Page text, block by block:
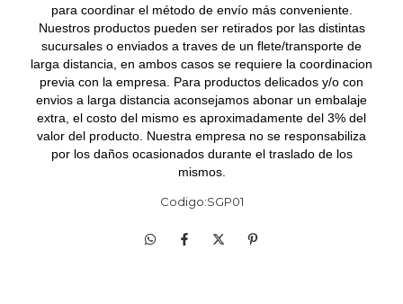
para coordinar el método de envío más conveniente.
Nuestros productos pueden ser retirados por las distintas
sucursales o enviados a traves de un flete/transporte de
larga distancia, en ambos casos se requiere la coordinacion
previa con la empresa. Para productos delicados y/o con
envios a larga distancia aconsejamos abonar un embalaje
extra, el costo del mismo es aproximadamente del 3% del
valor del producto. Nuestra empresa no se responsabiliza
por los daños ocasionados durante el traslado de los
mismos.
Codigo:SGP01